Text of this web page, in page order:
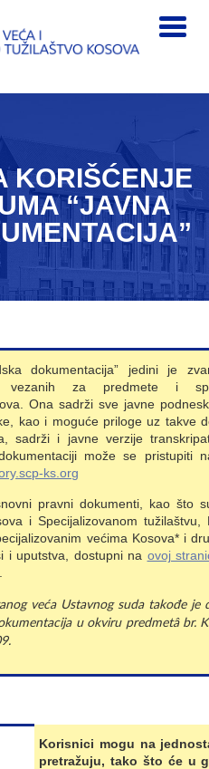
KORIŠĆENJE
“JAVNA
dokumentacija” jedini je
vezanih za predmete i
Ona sadrži sve javne
kao i moguće priloge uz takve
sadrži i javne verzije
može se pristupiti
ks.org
pravni dokumenti, kao što
i Specijalizovanom tužilaštvu,
većima Kosova* i
i uputstva, dostupni na ovoj
veća Ustavnog suda takođe je
u okviru predmetâ br.
Korisnici mogu na
pretražuju, tako što će u